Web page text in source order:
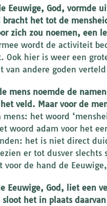
Eeuwige, God, vormde
het tot de
zich zou noemen, een
wordt de activiteit
Ook hier is weer een
van andere goden
mens noemde de
veld. Maar voor de
mens: het woord
woord adam voor het
het is niet direct
er tot dusver
voor de hand de
Eeuwige, God, liet een
het in plaats